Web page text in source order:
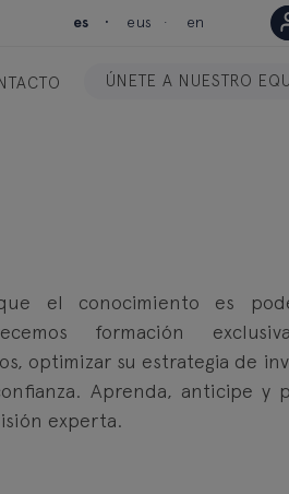
es eus en
ÚNETE A NUESTRO
el conocimiento es
formación
optimizar su estrategia de
Aprenda, anticipe y
experta.